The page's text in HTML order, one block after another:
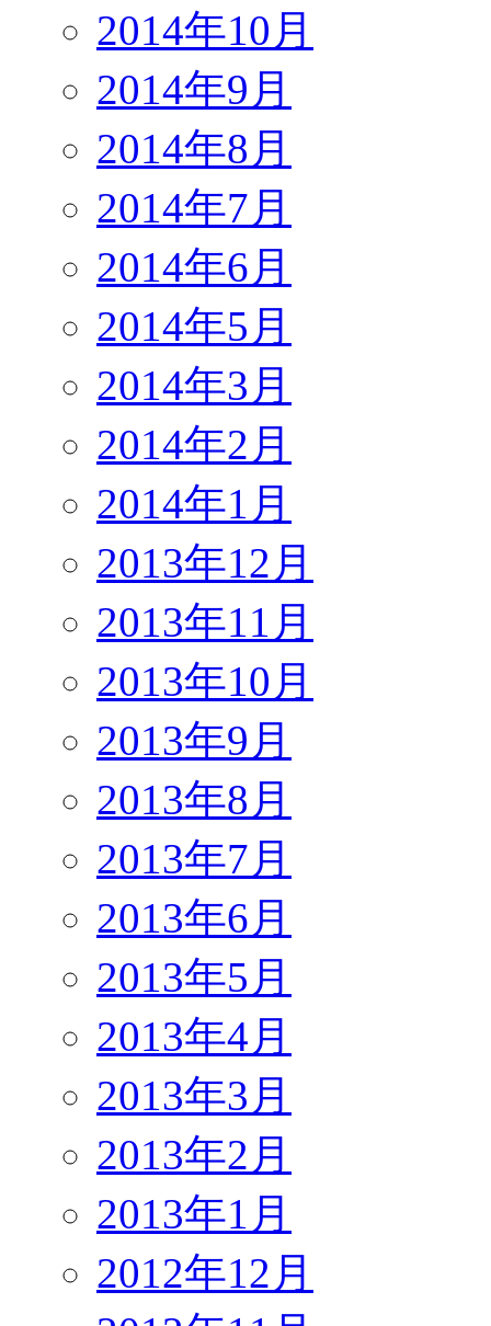
2014年10月
2014年9月
2014年8月
2014年7月
2014年6月
2014年5月
2014年3月
2014年2月
2014年1月
2013年12月
2013年11月
2013年10月
2013年9月
2013年8月
2013年7月
2013年6月
2013年5月
2013年4月
2013年3月
2013年2月
2013年1月
2012年12月